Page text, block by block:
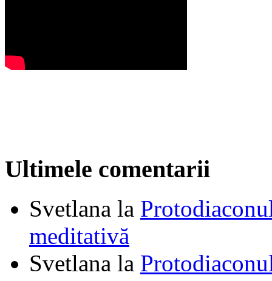
Ultimele comentarii
Svetlana la
meditativă
Svetlana la